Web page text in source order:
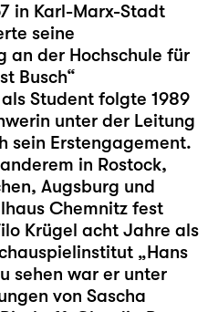
in Karl-Marx-Stadt
seine
an der Hochschule für
Busch“
Student folgte 1989
unter der Leitung
sein Erstengagement.
in Rostock,
Augsburg und
Chemnitz fest
Krügel acht Jahre als
„Hans
sehen war er unter
von Sascha